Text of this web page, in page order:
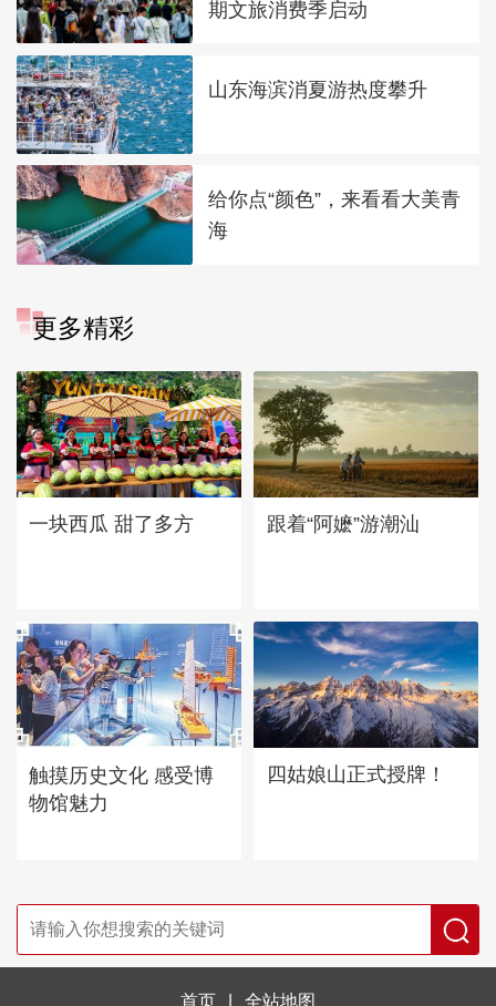
期文旅消费季启动
山东海滨消夏游热度攀升
给你点“颜色”，来看看大美青
海
更多精彩
一块西瓜 甜了多方 跟着“阿嬷”游潮汕
触摸历史文化 感受博
物馆魅力
四姑娘山正式授牌！
首页 全站地图